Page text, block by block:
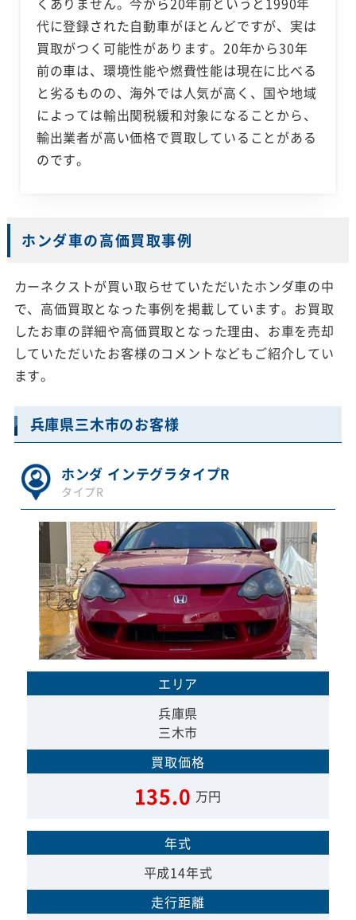
代に登録された自動車がほとんどですが、実は
買取がつく可能性があります。20年から30年
前の車は、環境性能や燃費性能は現在に比べる
と劣るものの、海外では人気が高く、国や地域
によっては輸出関税緩和対象になることから、
輸出業者が高い価格で買取していることがある
のです。
ホンダ車の高価買取事例
カーネクストが買い取らせていただいたホンダ車の中
で、高価買取となった事例を掲載しています。お買取
したお車の詳細や高価買取となった理由、お車を売却
していただいたお客様のコメントなどもご紹介してい
ます。
兵庫県三木市のお客様
ホンダ インテグラタイプR
タイプR
エリア
兵庫県
三木市
買取価格
135.0 万円
年式
平成14年式
走行距離